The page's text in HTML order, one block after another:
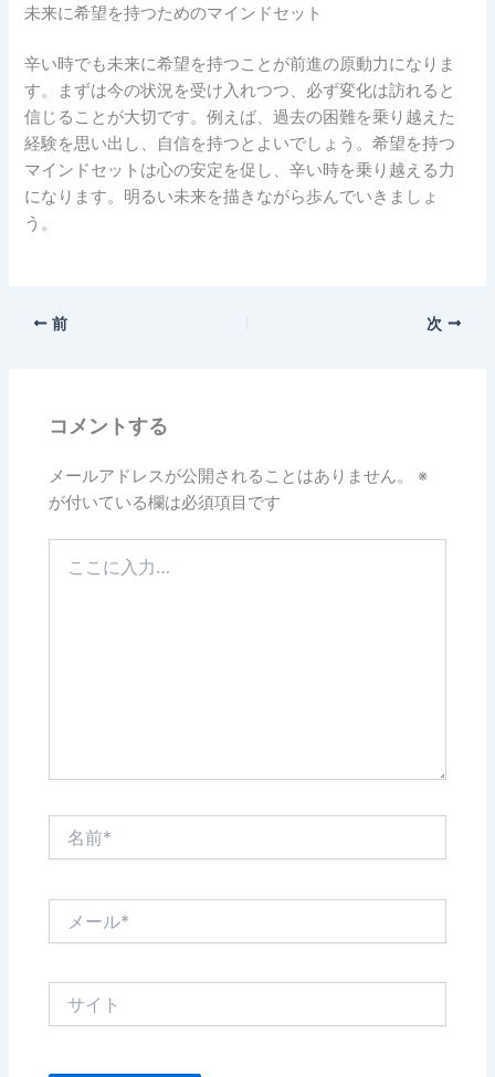
未来に希望を持つためのマインドセット
辛い時でも未来に希望を持つことが前進の原動力になりま
す。まずは今の状況を受け入れつつ、必ず変化は訪れると
信じることが大切です。例えば、過去の困難を乗り越えた
経験を思い出し、自信を持つとよいでしょう。希望を持つ
マインドセットは心の安定を促し、辛い時を乗り越える力
になります。明るい未来を描きながら歩んでいきましょ
う。
前 次
コメントする
メールアドレスが公開されることはありません。
※
が付いている欄は必須項目です